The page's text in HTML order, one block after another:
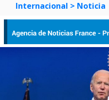
Internacional > Noticia